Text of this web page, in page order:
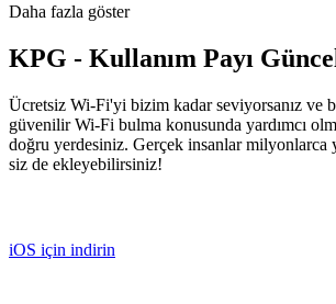
Daha fazla göster
KPG - Kullanım Payı
Ücretsiz Wi-Fi'yi bizim kadar seviyorsanız ve
güvenilir Wi-Fi bulma konusunda yardımcı
doğru yerdesiniz. Gerçek insanlar
siz de ekleyebilirsiniz!
iOS için indirin